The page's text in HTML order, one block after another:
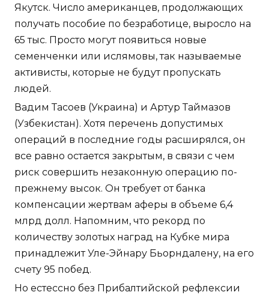
Якутск. Число американцев, продолжающих
получать пособие по безработице, выросло на
65 тыс. Просто могут появиться новые
семенченки или ислямовы, так называемые
активисты, которые не будут пропускать
людей.
Вадим Тасоев (Украина) и Артур Таймазов
(Узбекистан). Хотя перечень допустимых
операций в последние годы расширялся, он
все равно остается закрытым, в связи с чем
риск совершить незаконную операцию по-
прежнему высок. Он требует от банка
компенсации жертвам аферы в объеме 6,4
млрд долл. Напомним, что рекорд по
количеству золотых наград на Кубке мира
принадлежит Уле-Эйнару Бьорндалену, на его
счету 95 побед.
Но естессно без Прибалтийской рефлексии